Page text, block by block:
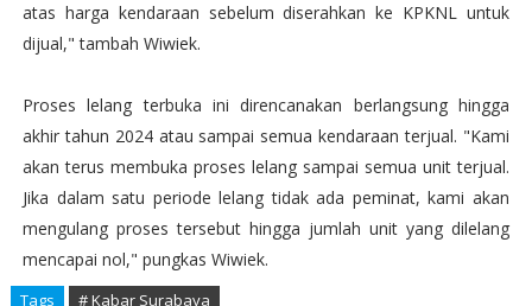
atas harga kendaraan sebelum diserahkan ke KPKNL untuk
dijual," tambah Wiwiek.
Proses lelang terbuka ini direncanakan berlangsung hingga
akhir tahun 2024 atau sampai semua kendaraan terjual. "Kami
akan terus membuka proses lelang sampai semua unit terjual.
Jika dalam satu periode lelang tidak ada peminat, kami akan
mengulang proses tersebut hingga jumlah unit yang dilelang
mencapai nol," pungkas Wiwiek.
Tags # Kabar Surabaya